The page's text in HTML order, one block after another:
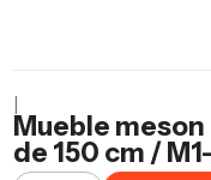
Mueble
de 150 cm /